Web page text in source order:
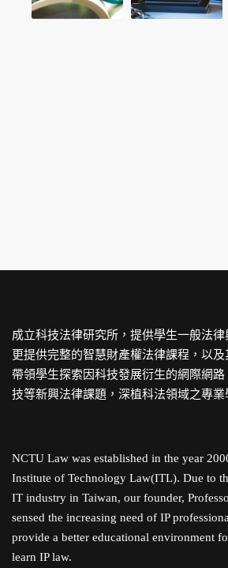
成立科技法律研究所，提供學生一般法律
更提供完整的智慧財產權法律課程，以及
帶領學生探索因科技發展衍生的網際網
技等新興法律課題，深植科法領域之專業
NCTU Law was established in the year
Institute of Technology Law(ITL). Due to
IT industry in Taiwan, our founder,
sensed the increasing need of IP
provide a better educational environment
learn IP law.